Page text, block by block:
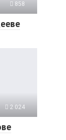
858
2 024